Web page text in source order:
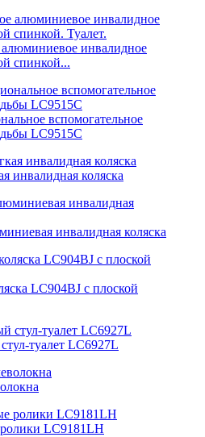
инвалидное
спинкой...
вспомогательное
LC9515C
инвалидная коляска
инвалидная коляска
LC904BJ с плоской
туалет LC6927L
LC9181LH